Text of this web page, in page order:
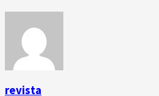
revista